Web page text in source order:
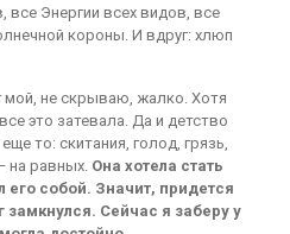
все Энергии всех видов, все
короны. И вдруг: хлюп
мой, не скрываю, жалко. Хотя
это затевала. Да и детство
то: скитания, голод, грязь,
на равных. Она хотела стать
собой. Значит, придется
замкнулся. Сейчас я заберу у